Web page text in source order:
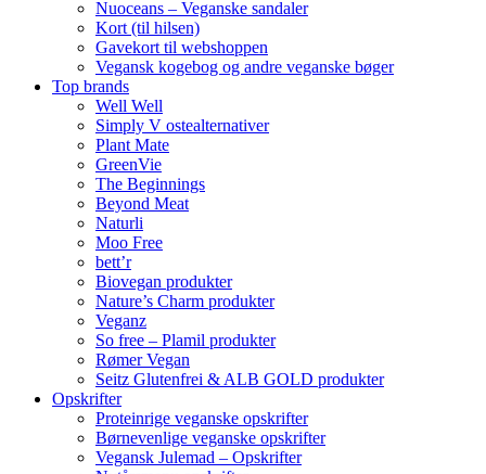
Nuoceans – Veganske sandaler
Kort (til hilsen)
Gavekort til webshoppen
Vegansk kogebog og andre veganske bøger
Top brands
Well Well
Simply V ostealternativer
Plant Mate
GreenVie
The Beginnings
Beyond Meat
Naturli
Moo Free
bett’r
Biovegan produkter
Nature’s Charm produkter
Veganz
So free – Plamil produkter
Rømer Vegan
Seitz Glutenfrei & ALB GOLD produkter
Opskrifter
Proteinrige veganske opskrifter
Børnevenlige veganske opskrifter
Vegansk Julemad – Opskrifter